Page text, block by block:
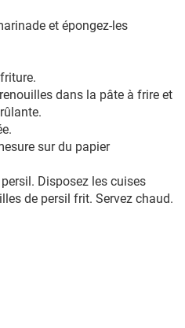
et épongez-les
dans la pâte à frire et
sur du papier
Disposez les cuises
de persil frit. Servez chaud.